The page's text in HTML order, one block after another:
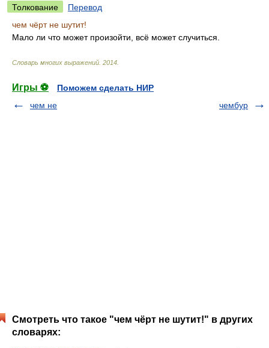
Толкование
Перевод
чем чёрт не шутит!
Мало ли что может произойти, всё может случиться.
Словарь многих выражений 2014
Игры ⚽
Поможем сделать НИР
чем не
чембур
Смотреть что такое "чем чёрт не шутит!" в других
словарях: